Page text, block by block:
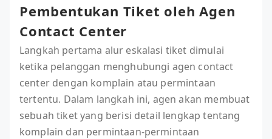
Pembentukan Tiket oleh Agen
Contact Center
Langkah pertama alur eskalasi tiket dimulai
ketika pelanggan menghubungi agen contact
center dengan komplain atau permintaan
tertentu. Dalam langkah ini, agen akan membuat
sebuah tiket yang berisi detail lengkap tentang
komplain dan permintaan-permintaan